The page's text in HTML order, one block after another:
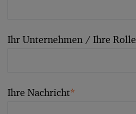
Ihr Unternehmen / Ihre Rolle
Ihre Nachricht*